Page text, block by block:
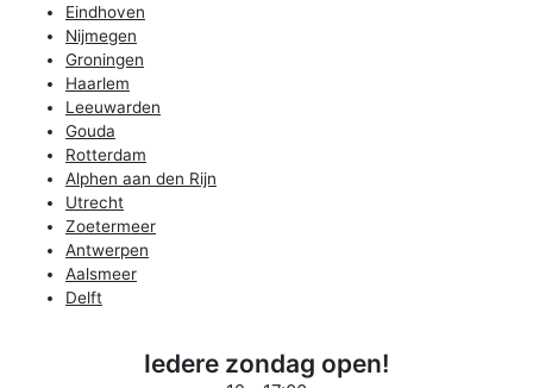
Eindhoven
Nijmegen
Groningen
Haarlem
Leeuwarden
Gouda
Rotterdam
Alphen aan den Rijn
Utrecht
Zoetermeer
Antwerpen
Aalsmeer
Delft
Iedere zondag open!